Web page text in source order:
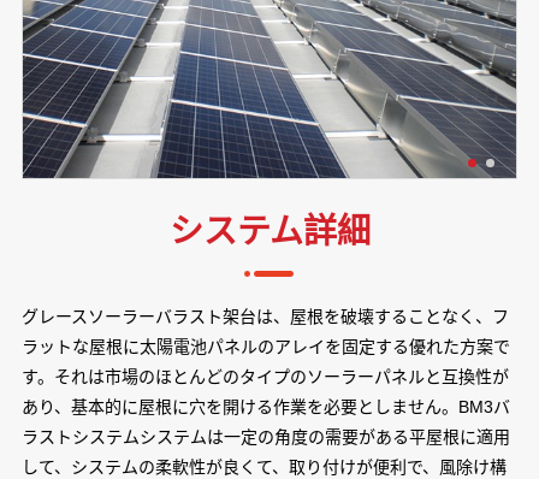
システム詳細
グレースソーラーバラスト架台は、屋根を破壊することなく、フ
ラットな屋根に太陽電池パネルのアレイを固定する優れた方案で
す。それは市場のほとんどのタイプのソーラーパネルと互換性が
あり、基本的に屋根に穴を開ける作業を必要としません。BM3バ
ラストシステムシステムは一定の角度の需要がある平屋根に適用
して、システムの柔軟性が良くて、取り付けが便利で、風除け構